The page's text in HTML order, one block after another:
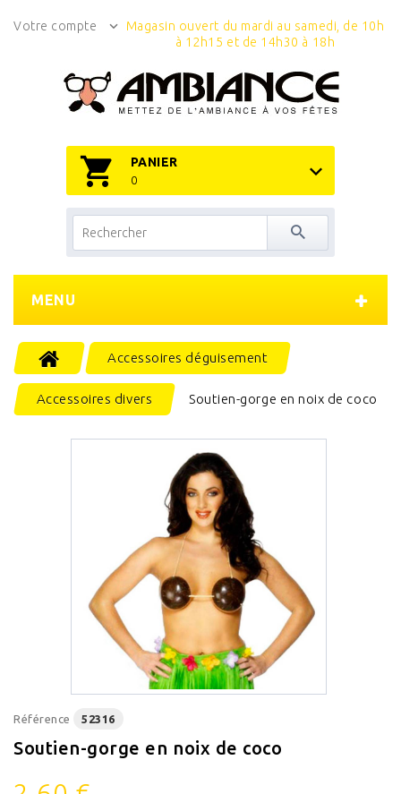
Votre compte
Magasin ouvert du mardi au samedi, de 10h
à 12h15 et de 14h30 à 18h
PANIER
0
MENU
Accessoires déguisement
Accessoires divers Soutien-gorge en noix de coco
Référence 52316
Soutien-gorge en noix de coco